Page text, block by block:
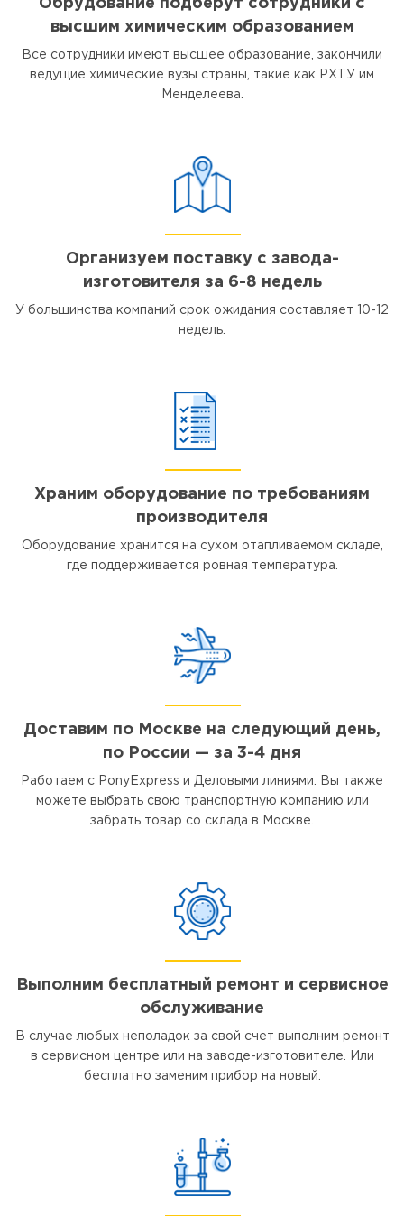
Обрудование подберут сотрудники с
высшим химическим образованием
Все сотрудники имеют высшее образование, закончили
ведущие химические вузы страны, такие как РХТУ им
Менделеева.
Организуем поставку с завода-
изготовителя за 6-8 недель
У большинства компаний срок ожидания составляет 10-12
недель.
Храним оборудование по требованиям
производителя
Оборудование хранится на сухом отапливаемом складе,
где поддерживается ровная температура.
Доставим по Москве на следующий день,
по России — за 3-4 дня
Работаем с PonyExpress и Деловыми линиями. Вы также
можете выбрать свою транспортную компанию или
забрать товар со склада в Москве.
Выполним бесплатный ремонт и сервисное
обслуживание
В случае любых неполадок за свой счет выполним ремонт
в сервисном центре или на заводе-изготовителе. Или
бесплатно заменим прибор на новый.